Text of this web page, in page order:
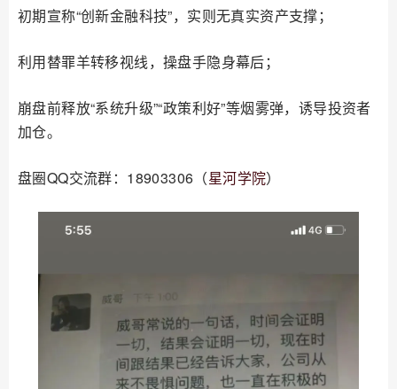
初期宣称“创新金融科技”，实则无真实资产支撑；
利用替罪羊转移视线，操盘手隐身幕后；
崩盘前释放“系统升级”“政策利好”等烟雾弹，诱导投资者
加仓。
盘圈QQ交流群：18903306（星河学院）